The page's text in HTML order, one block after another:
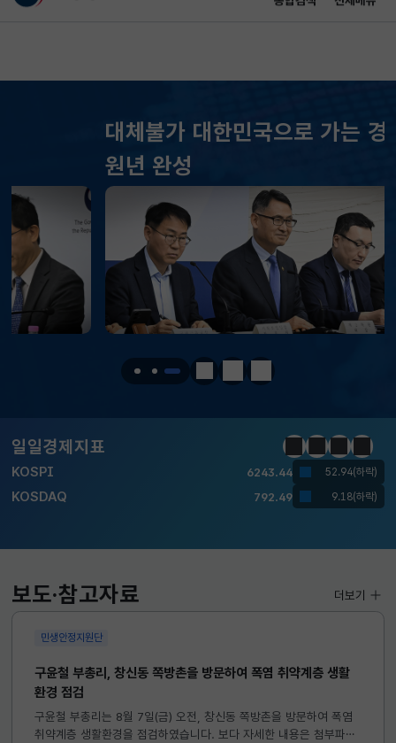
대체불가 대한민국으로 가는 경제大도약
정지 이전 다음
일일경제지표
6243.44 52.94(하락)
국고채(3년) 3.732 0.010(하락)
달러-원 1420.2000 3.6000(하락)
KOSPI 6243.44 52.94(하락)
KOSDAQ 792.49 9.18(하락)
KOSPI 6243.44 52.94(하락)
KOSDAQ 792.49 9.18(하락)
국고채(3년)
정지이전다음일일경
보도·참고자료
민생안정지원단
구윤철 부총리, 창신동 쪽방촌을 방문하여 폭염 취약계층 생활
환경 점검
구윤철 부총리는 8월 7일(금) 오전, 창신동 쪽방촌을 방문하여 폭염
취약계층 생활환경을 점검하였습니다. 보다 자세한 내용은 첨부파일
더보기